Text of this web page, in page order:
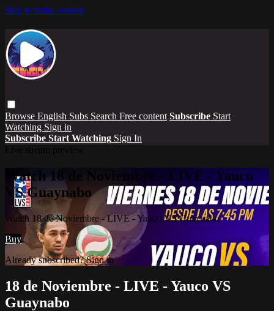
Skip to main content
Browse English Subs Search Free content Subscribe Start
Watching Sign in
Subscribe Start Watching Sign In
Watch 18 de Noviembre - LIVE - Yauco
VS Guaynabo
Watch 18 de Noviembre - LIVE - Yauco VS Guaynabo
Buy
Already subscribed?Sign in
18 de Noviembre - LIVE - Yauco VS
Guaynabo